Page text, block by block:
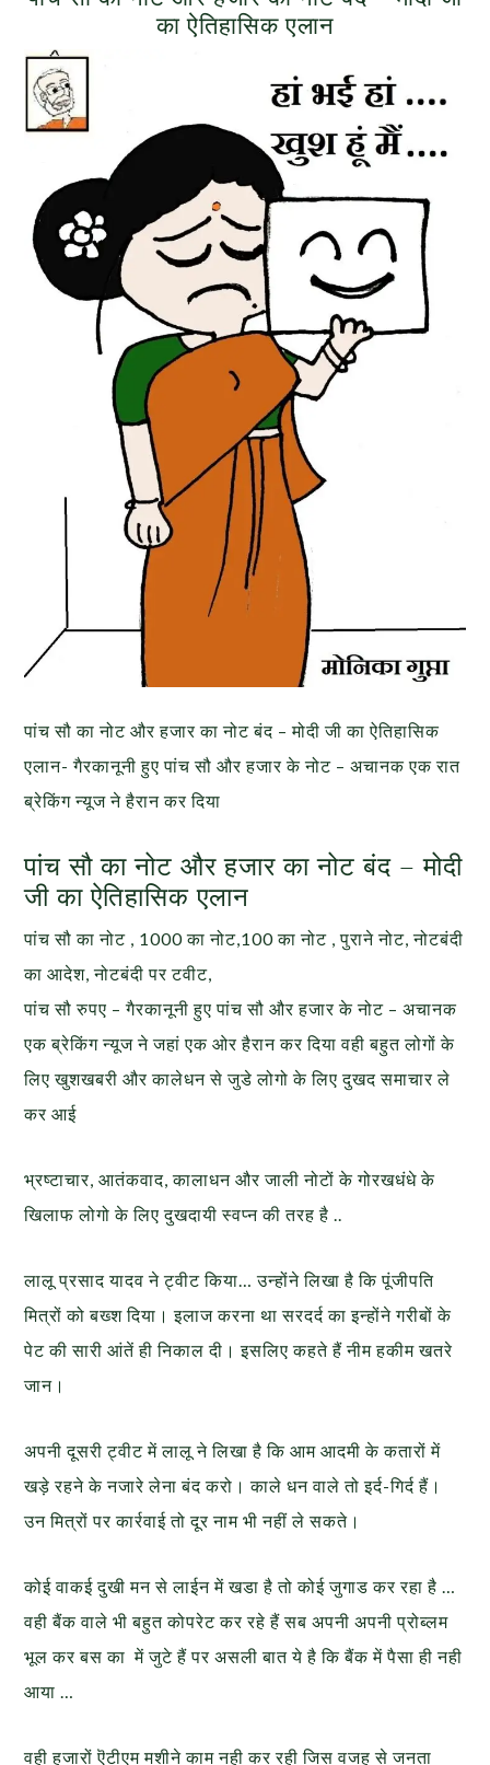
का ऐतिहासिक एलान
पांच सौ का नोट और हजार का नोट बंद – मोदी जी का ऐतिहासिक
एलान- गैरकानूनी हुए पांच सौ और हजार के नोट – अचानक एक रात
ब्रेकिंग न्यूज ने हैरान कर दिया
पांच सौ का नोट और हजार का नोट बंद – मोदी
जी का ऐतिहासिक एलान
पांच सौ का नोट , 1000 का नोट,100 का नोट , पुराने नोट, नोटबंदी
का आदेश, नोटबंदी पर टवीट,
पांच सौ रुपए – गैरकानूनी हुए पांच सौ और हजार के नोट – अचानक
एक ब्रेकिंग न्यूज ने जहां एक ओर हैरान कर दिया वही बहुत लोगों के
लिए खुशखबरी और कालेधन से जुडे लोगो के लिए दुखद समाचार ले
कर आई
भ्रष्टाचार, आतंकवाद, कालाधन और जाली नोटों के गोरखधंधे के
खिलाफ लोगो के लिए दुखदायी स्वप्न की तरह है ..
लालू प्रसाद यादव ने ट्वीट किया… उन्होंने लिखा है कि पूंजीपति
मित्रों को बख्श दिया। इलाज करना था सरदर्द का इन्होंने गरीबों के
पेट की सारी आंतें ही निकाल दी। इसलिए कहते हैं नीम हकीम खतरे
जान।
अपनी दूसरी ट्वीट में लालू ने लिखा है कि आम आदमी के कतारों में
खड़े रहने के नजारे लेना बंद करो। काले धन वाले तो इर्द-गिर्द हैं।
उन मित्रों पर कार्रवाई तो दूर नाम भी नहीं ले सकते।
कोई वाकई दुखी मन से लाईन में खडा है तो कोई जुगाड कर रहा है …
वही बैंक वाले भी बहुत कोपरेट कर रहे हैं सब अपनी अपनी प्रोब्लम
भूल कर बस का में जुटे हैं पर असली बात ये है कि बैंक में पैसा ही नही
आया …
वही हजारों ऎटीएम मशीने काम नही कर रही जिस वजह से जनता